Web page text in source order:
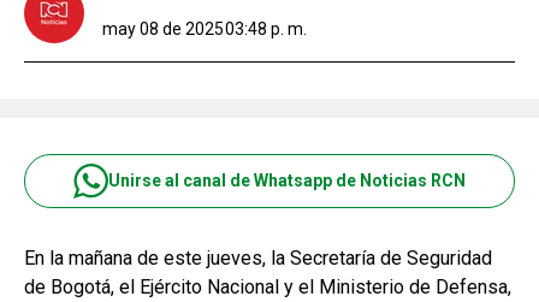
may 08 de 202503:48 p. m.
Unirse al canal de Whatsapp de Noticias RCN
En la mañana de este jueves, la Secretaría de Seguridad
de Bogotá, el Ejército Nacional y el Ministerio de Defensa,